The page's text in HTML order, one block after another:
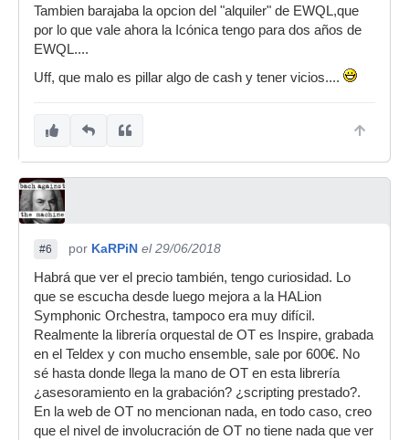
Tambien barajaba la opcion del "alquiler" de EWQL,que
por lo que vale ahora la Icónica tengo para dos años de
EWQL....
Uff, que malo es pillar algo de cash y tener vicios....
#6 por KaRPiN el 29/06/2018
Habrá que ver el precio también, tengo curiosidad. Lo
que se escucha desde luego mejora a la HALion
Symphonic Orchestra, tampoco era muy difícil.
Realmente la librería orquestal de OT es Inspire, grabada
en el Teldex y con mucho ensemble, sale por 600€. No
sé hasta donde llega la mano de OT en esta librería
¿asesoramiento en la grabación? ¿scripting prestado?.
En la web de OT no mencionan nada, en todo caso, creo
que el nivel de involucración de OT no tiene nada que ver